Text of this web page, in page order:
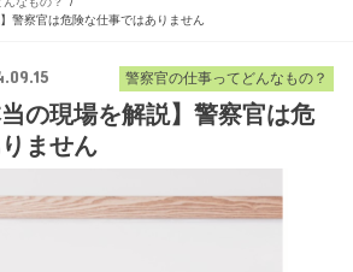
警察官は危険な仕事ではありません
警察官の仕事ってどんなもの？
当の現場を解説】警察官は危
ません